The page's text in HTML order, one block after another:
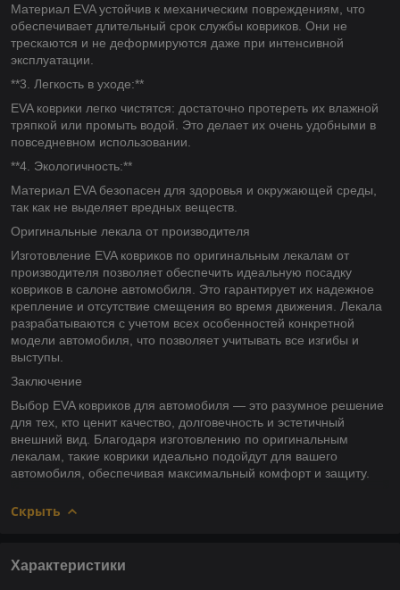
Материал EVA устойчив к механическим повреждениям, что
обеспечивает длительный срок службы ковриков. Они не
трескаются и не деформируются даже при интенсивной
эксплуатации.
**3. Легкость в уходе:**
EVA коврики легко чистятся: достаточно протереть их влажной
тряпкой или промыть водой. Это делает их очень удобными в
повседневном использовании.
**4. Экологичность:**
Материал EVA безопасен для здоровья и окружающей среды,
так как не выделяет вредных веществ.
Оригинальные лекала от производителя
Изготовление EVA ковриков по оригинальным лекалам от
производителя позволяет обеспечить идеальную посадку
ковриков в салоне автомобиля. Это гарантирует их надежное
крепление и отсутствие смещения во время движения. Лекала
разрабатываются с учетом всех особенностей конкретной
модели автомобиля, что позволяет учитывать все изгибы и
выступы.
Заключение
Выбор EVA ковриков для автомобиля — это разумное решение
для тех, кто ценит качество, долговечность и эстетичный
внешний вид. Благодаря изготовлению по оригинальным
лекалам, такие коврики идеально подойдут для вашего
автомобиля, обеспечивая максимальный комфорт и защиту.
Скрыть
Характеристики